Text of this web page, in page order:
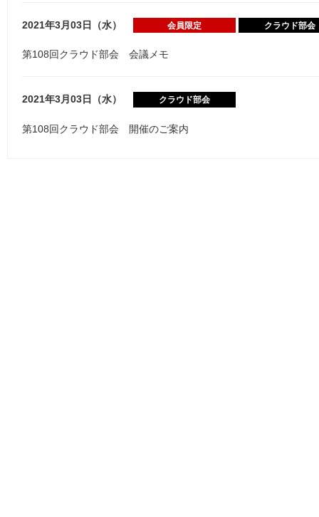
2021年3月03日（水） 会員限定 クラウド部会
第108回クラウド部会 会議メモ
2021年3月03日（水） クラウド部会
第108回クラウド部会 開催のご案内